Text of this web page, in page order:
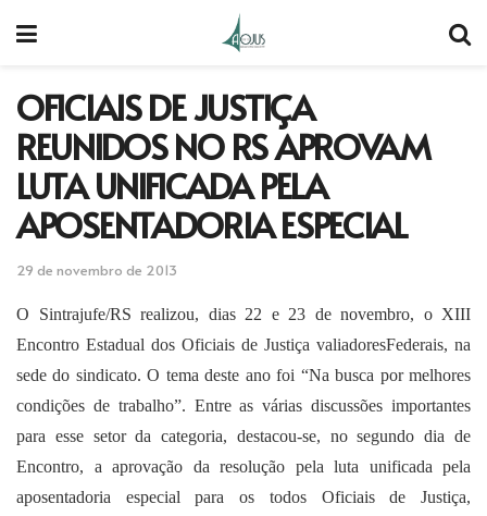
OFICIAIS DE JUSTIÇA
REUNIDOS NO RS APROVAM
LUTA UNIFICADA PELA
APOSENTADORIA ESPECIAL
29 de novembro de 2013
O Sintrajufe/RS realizou, dias 22 e 23 de novembro, o XIII
Encontro Estadual dos Oficiais de Justiça valiadoresFederais, na
sede do sindicato. O tema deste ano foi “Na busca por melhores
condições de trabalho”. Entre as várias discussões importantes
para esse setor da categoria, destacou-se, no segundo dia de
Encontro, a aprovação da resolução pela luta unificada pela
aposentadoria especial para os todos Oficiais de Justiça,